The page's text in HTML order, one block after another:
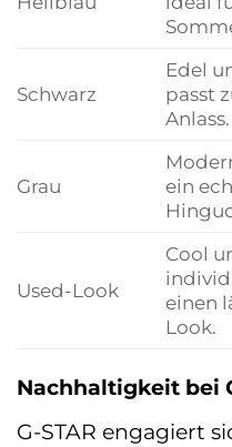
Schwarz
Edel
passt
Anlass.
Grau
ein
Used-Look
Cool
einen
Look.
Nachhaltigkeit bei
G-STAR engagiert